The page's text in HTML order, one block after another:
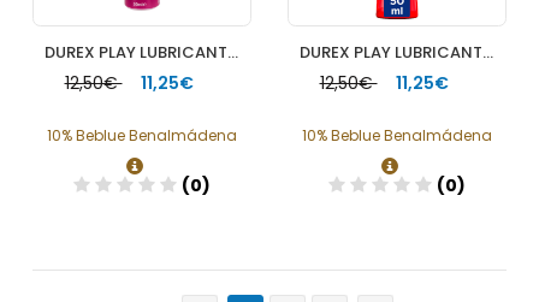
DUREX PLAY LUBRICANTE CHERRY 50 ML
12,50€ 11,25€
10% Beblue Benalmádena
(0)
DUREX PLAY LUBRICANTE FRESA 50 ML
12,50€ 11,25€
10% Beblue Benalmádena
(0)